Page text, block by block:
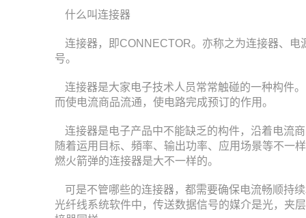
什么叫连接器
连接器，即CONNECTOR。亦称之为连接器、电
号。
连接器是大家电子技术人员常常触碰的一种构件
而使电流商品流通，使电路完成预订的作用。
连接器是电子产品中不能缺乏的构件，沿着电流
随着运用目标、頻率、输出功率、应用场景等不一
燃火箭弹的连接器是大不一样的。
可是不管哪些的连接器，都需要确保电流畅顺持
光纤线系统软件中，传送数据信号的媒介是光，夹